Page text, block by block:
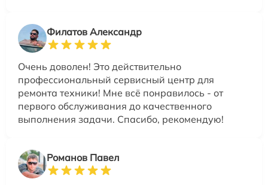
Филатов Александр
Очень доволен! Это действительно
профессиональный сервисный центр для
ремонта техники! Мне всё понравилось - от
первого обслуживания до качественного
выполнения задачи. Спасибо, рекомендую!
Романов Павел